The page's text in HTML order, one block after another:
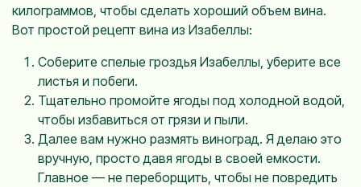
килограммов, чтобы сделать хороший объем вина.
Вот простой рецепт вина из Изабеллы:
Соберите спелые гроздья Изабеллы, уберите все
листья и побеги.
Тщательно промойте ягоды под холодной водой,
чтобы избавиться от грязи и пыли.
Далее вам нужно размять виноград. Я делаю это
вручную, просто давя ягоды в своей емкости.
Главное — не переборщить, чтобы не повредить